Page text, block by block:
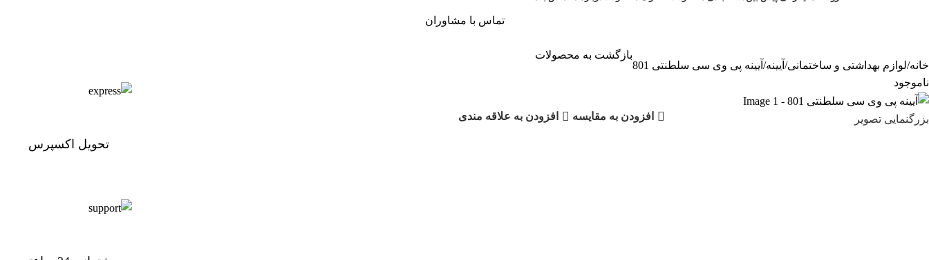
تماس با مشاوران
خانه لوازم بهداشتی و ساختمانی آیینه آیینه پی وی سی سلطنتی 801
بازگشت به محصولات
ناموجود
بزرگنمایی تصویر افزودن به مقایسه افزودن به علاقه مندی
تحویل اکسپرس